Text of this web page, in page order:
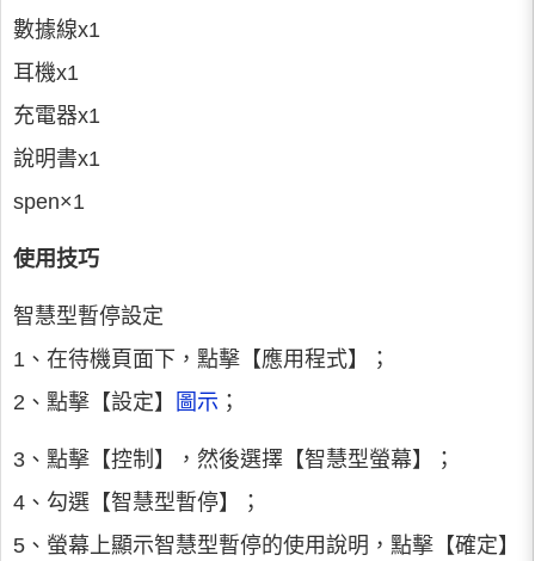
數據線x1
耳機x1
充電器x1
說明書x1
spen×1
使用技巧
智慧型暫停設定
1、在待機頁面下，點擊【應用程式】；
2、點擊【設定】
圖示 ；
3、點擊【控制】，然後選擇【智慧型螢幕】；
4、勾選【智慧型暫停】；
5、螢幕上顯示智慧型暫停的使用說明，點擊【確定】